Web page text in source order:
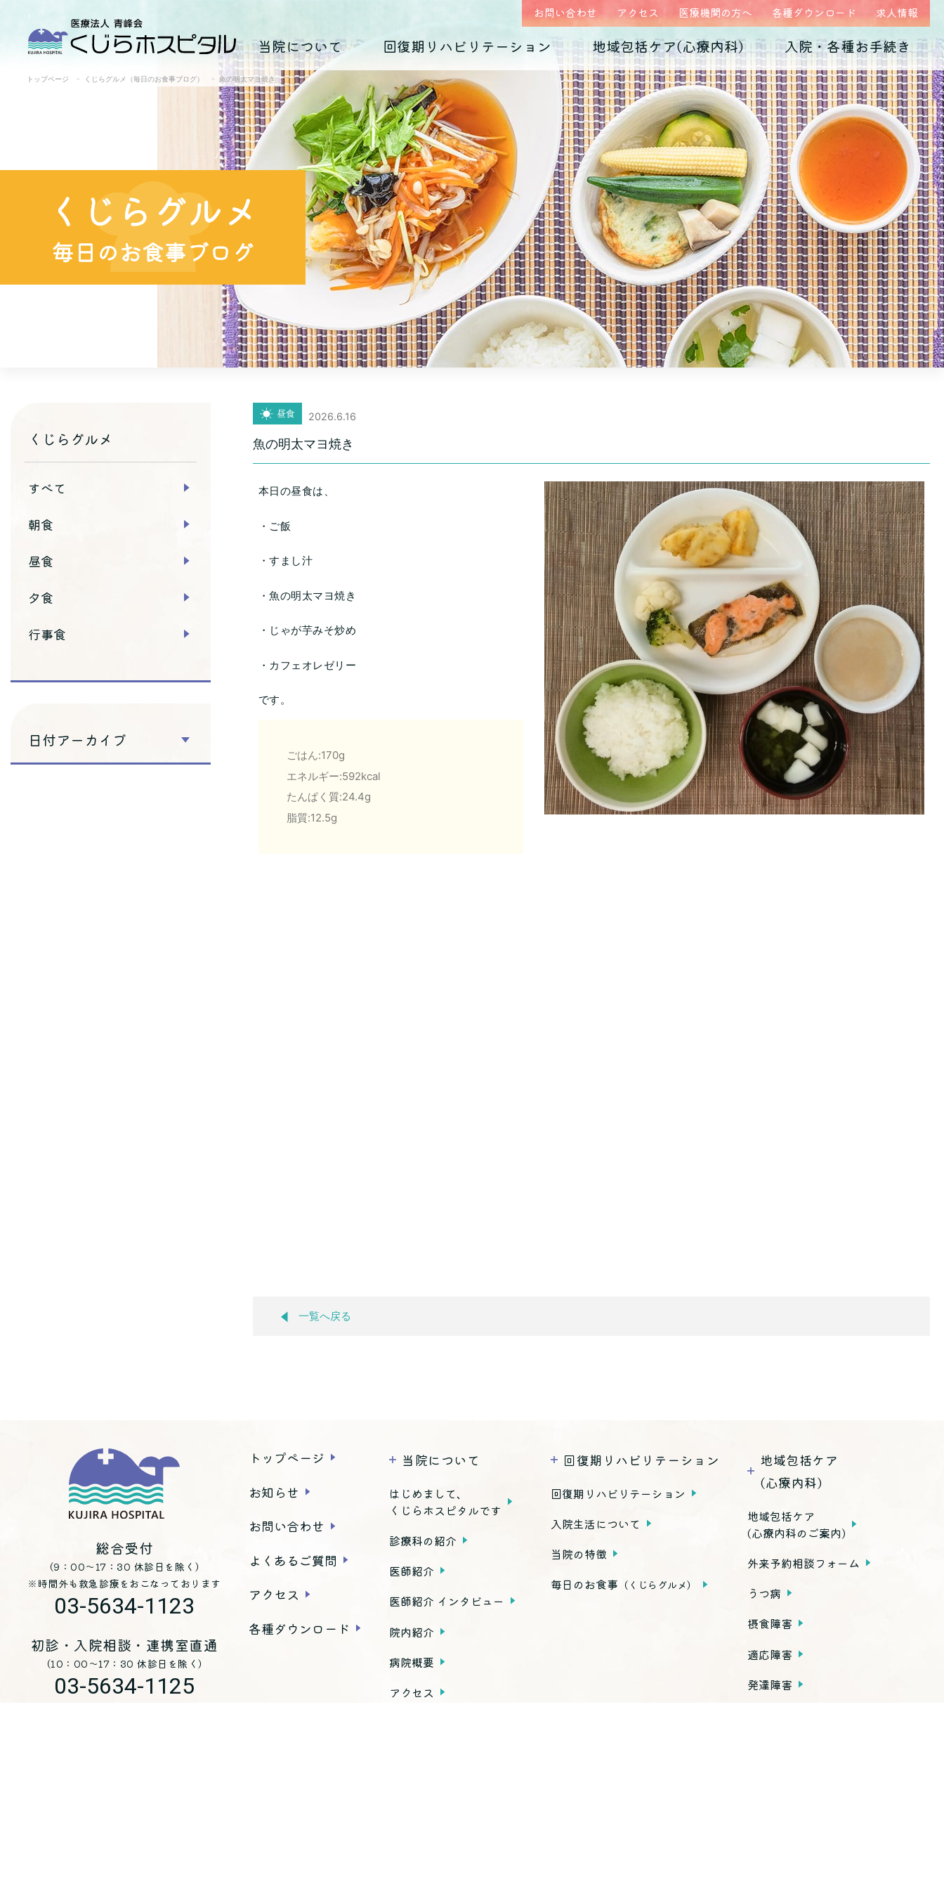
お問い合わせ アクセス 医療機関の方へ 各種ダウンロード 求人情報
当院について 回復期リハビリテーション 地域包括ケア(心療内科) 入院・各種お手続き
はじめまして、
くじらホスピタルです
診療科の紹介 医師紹介
医師紹介 インタビュー 院内紹介
病院概要
アクセス
回復期リハビリテーション 入院生活について
当院の特徴
毎日のお食事（くじらグルメ）
地域包括ケア(心療内科)のご案内 外来予約相談フォーム
うつ病
摂食障害
適応障害
発達障害
依存症
子育て不安・虐待
思春期の問題
老年期の問題 高次脳機能障害
入院のご案内 各種ダウンロード 診断書・証明書
トップページ くじらグルメ（毎日のお食事ブログ） 魚の明太マヨ焼き
昼食 2026.6.16
魚の明太マヨ焼き
本日の昼食は、
・ご飯
・すまし汁
・魚の明太マヨ焼き
・じゃが芋みそ炒め
・カフェオレゼリー
です。
ごはん:170g
エネルギー:592kcal
たんぱく質:24.4g
脂質:12.5g
一覧へ戻る
くじらグルメ
すべて
朝食
昼食
夕食
行事食
日付アーカイブ
総合受付
（9：00～17：30 休診日を除く）
※時間外も救急診療をおこなっております
03-5634-1123
初診・入院相談・連携室直通
（10：00～17：30 休診日を除く）
03-5634-1125
トップページ
お知らせ
お問い合わせ
よくあるご質問
アクセス
各種ダウンロード
当院について
はじめまして、
くじらホスピタルです
診療科の紹介
医師紹介
医師紹介 インタビュー
院内紹介
病院概要
アクセス
回復期リハビリテーション
回復期リハビリテーション
入院生活について
当院の特徴
毎日のお食事 （くじらグルメ）
地域包括ケア
(心療内科)
地域包括ケア
(心療内科のご案内)
外来予約相談フォーム
うつ病
摂食障害
適応障害
発達障害